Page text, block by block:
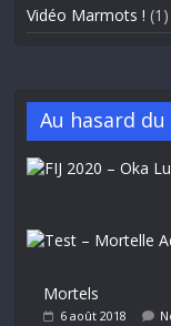
Vidéo Marmots ! (1)
Au hasard
Mortels
6 août 2018